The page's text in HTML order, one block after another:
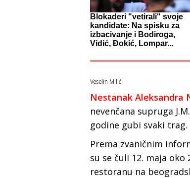
Blokaderi "vetirali" svoje
kandidate: Na spisku za
izbacivanje i Bodiroga,
Vidić, Đokić, Lompar...
Veselin Milić
Nestanak Aleksandra
nevenčana supruga
godine gubi svaki trag.
Prema zvaničnim
su se čuli 12. maja
restoranu na